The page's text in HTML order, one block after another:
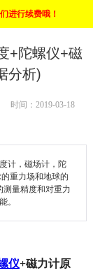
进行续费哦！
首页
角
企业
+陀螺仪+磁
分析)
时间：2019-03-18
计，磁场计，陀
重力场和地球的
测量精度和对重力
。
仪+磁力计原